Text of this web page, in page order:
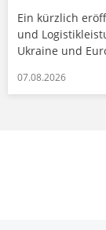
Ein kürzlich
und
Ukraine und
07.08.2026